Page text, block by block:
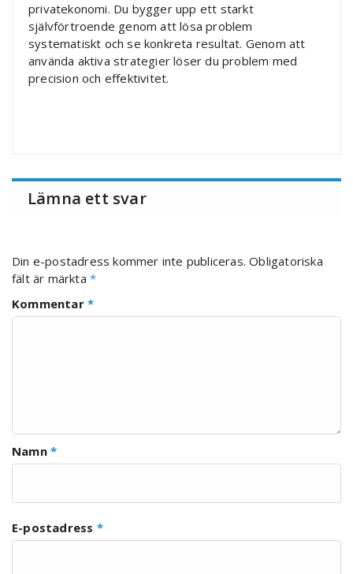
privatekonomi. Du bygger upp ett starkt
självförtroende genom att lösa problem
systematiskt och se konkreta resultat. Genom att
använda aktiva strategier löser du problem med
precision och effektivitet.
Lämna ett svar
Din e-postadress kommer inte publiceras. Obligatoriska
fält är märkta *
Kommentar *
Namn *
E-postadress *